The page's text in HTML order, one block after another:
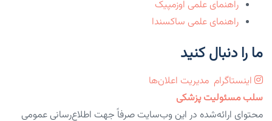
راهنمای علمی اوزمپیک
راهنمای علمی ساکسندا
ما را دنبال کنید
اینستاگرام مدیریت اعلان‌ها
سلب مسئولیت پزشکی
محتوای ارائه‌شده در این وب‌سایت صرفاً جهت اطلاع‌رسانی عمومی